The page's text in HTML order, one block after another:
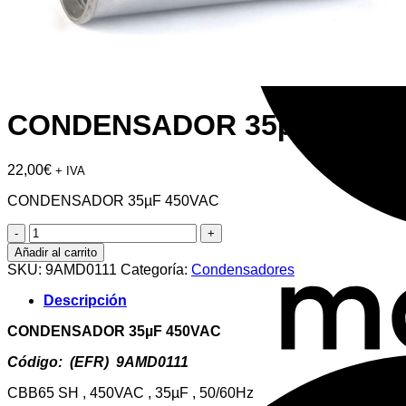
CONDENSADOR 35µF
22,00€ + IVA
CONDENSADOR 35µF 450VAC
CONDENSADOR
35µF
450VAC
cantidad
Añadir al carrito
SKU: 9AMD0111 Categoría: Condensadores
Descripción
CONDENSADOR 35µF 450VAC
Código: (EFR) 9AMD0111
CBB65 SH , 450VAC , 35µF , 50/60Hz